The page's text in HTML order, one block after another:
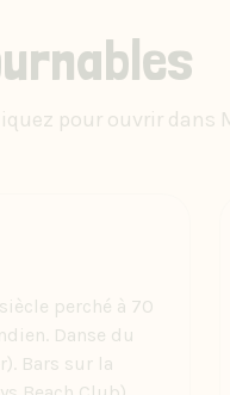
pour ouvrir dans
perché à 70
Danse du
Bars sur la